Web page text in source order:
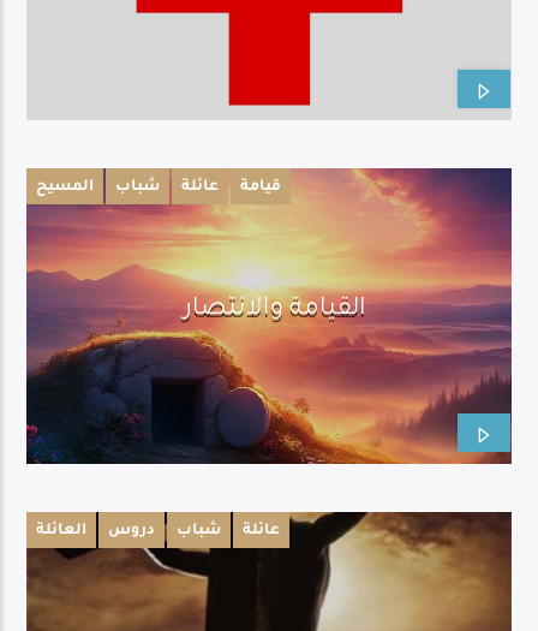
المسيح شباب عائلة قيامة
القيامة والانتصار
العائلة دروس شباب عائلة